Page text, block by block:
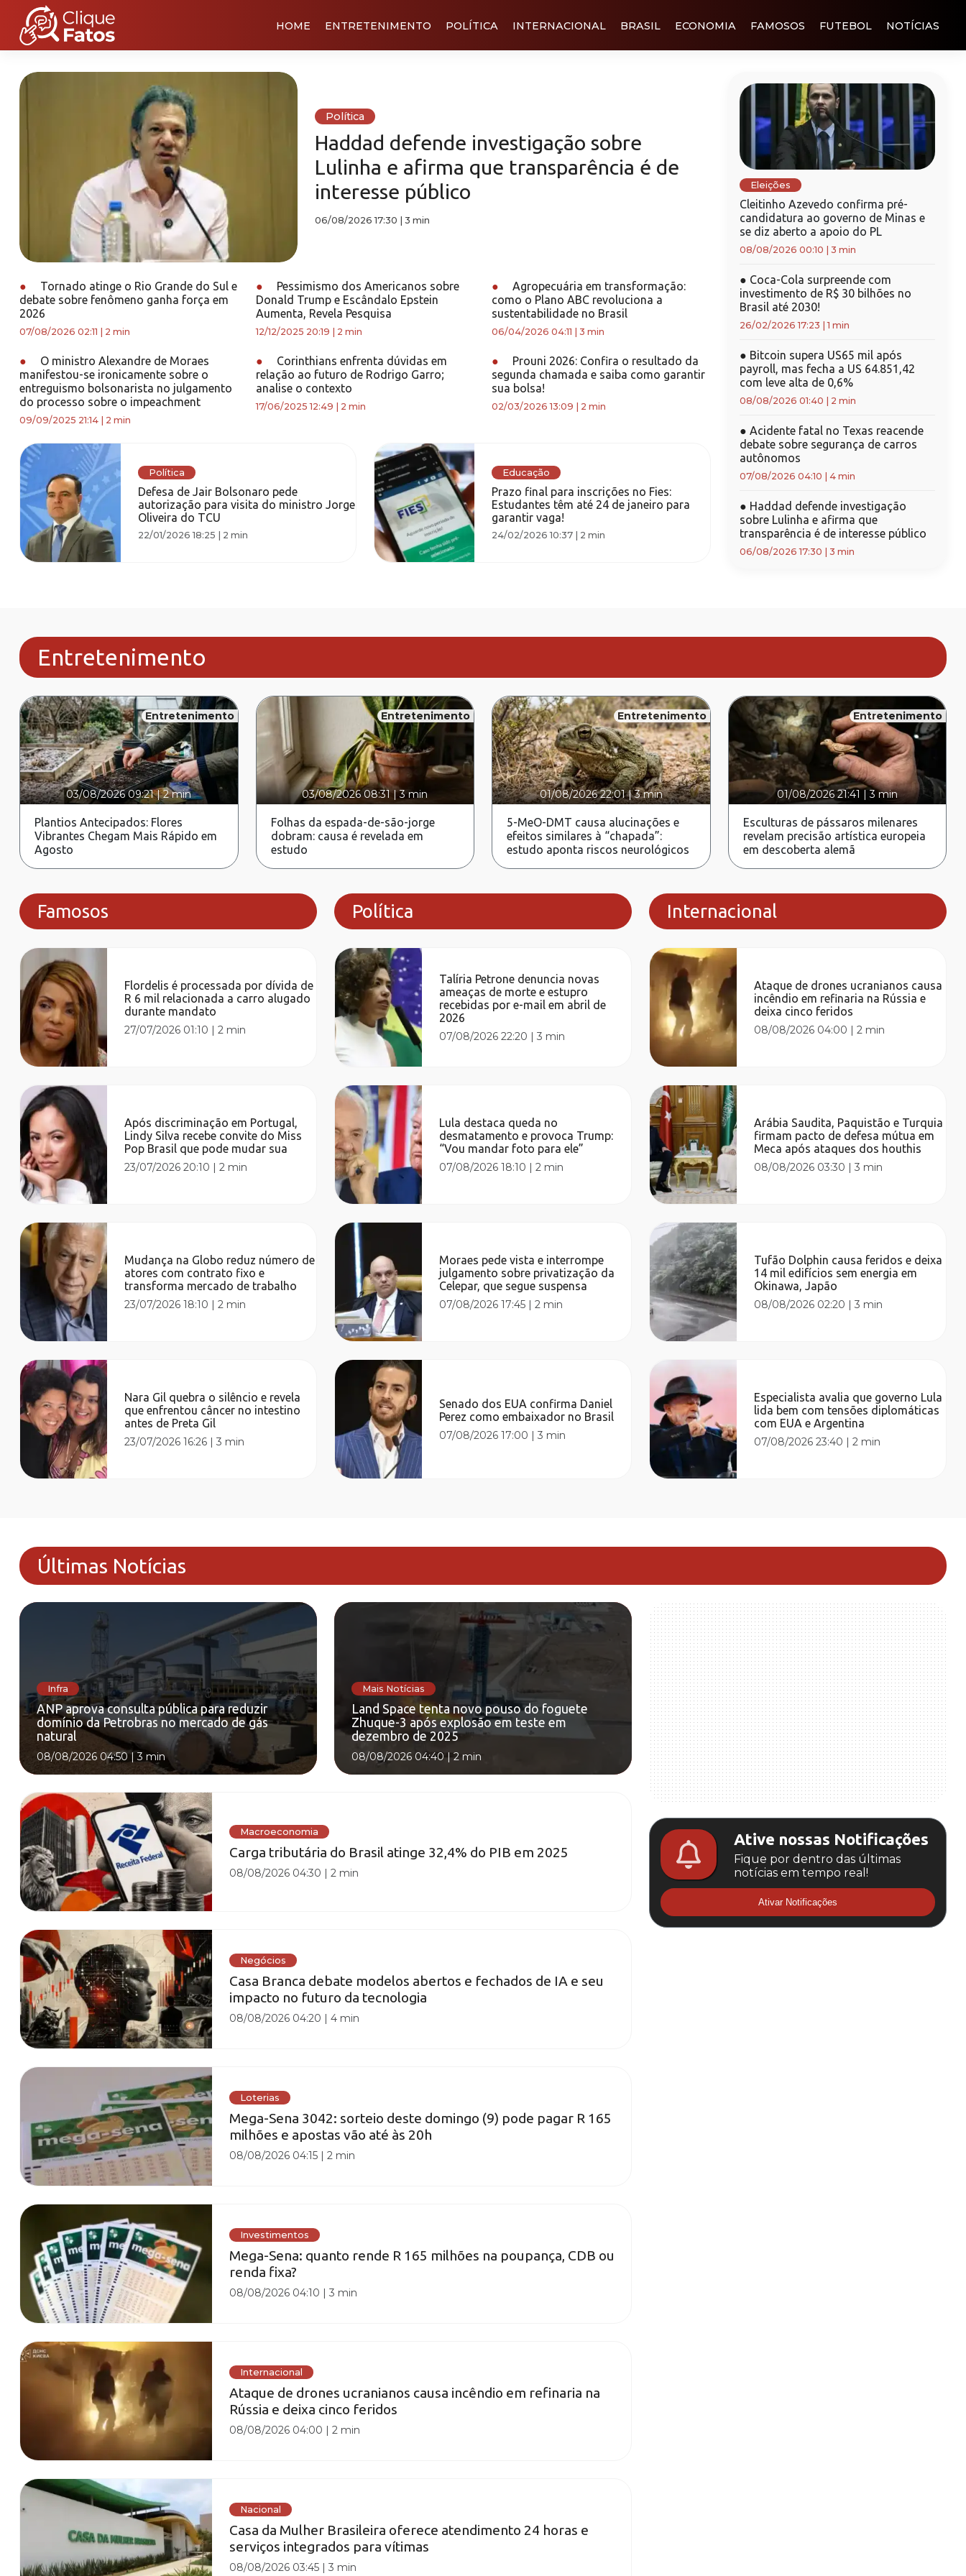
HOME ENTRETENIMENTO POLÍTICA INTERNACIONAL BRASIL ECONOMIA FAMOSOS FUTEBOL NOTÍCIAS
Política
Haddad defende investigação sobre
Lulinha e afirma que transparência é de
interesse público
06/08/2026 17:30 3 min
●
Tornado atinge o Rio Grande do Sul e
debate sobre fenômeno ganha força em
2026
07/08/2026 02:11 2 min
●
Pessimismo dos Americanos sobre
Donald Trump e Escândalo Epstein
Aumenta, Revela Pesquisa
12/12/2025 20:19 2 min
●
Agropecuária em transformação:
como o Plano ABC revoluciona a
sustentabilidade no Brasil
06/04/2026 04:11 3 min
●
O ministro Alexandre de Moraes
manifestou-se ironicamente sobre o
entreguismo bolsonarista no julgamento
do processo sobre o impeachment
09/09/2025 21:14 2 min
●
Corinthians enfrenta dúvidas em
relação ao futuro de Rodrigo Garro;
analise o contexto
17/06/2025 12:49 2 min
●
Prouni 2026: Confira o resultado da
segunda chamada e saiba como garantir
sua bolsa!
02/03/2026 13:09 2 min
Política
Defesa de Jair Bolsonaro pede
autorização para visita do ministro Jorge
Oliveira do TCU
22/01/2026 18:25 | 2 min
Educação
Prazo final para inscrições no Fies:
Estudantes têm até 24 de janeiro para
garantir vaga!
24/02/2026 10:37 | 2 min
Eleições
Cleitinho Azevedo confirma pré-
candidatura ao governo de Minas e
se diz aberto a apoio do PL
08/08/2026 00:10 3 min
● Coca-Cola surpreende com
investimento de R$ 30 bilhões no
Brasil até 2030!
26/02/2026 17:23 |1 min
● Bitcoin supera US65 mil após
payroll, mas fecha a US 64.851,42
com leve alta de 0,6%
08/08/2026 01:40 2 min
● Acidente fatal no Texas reacende
debate sobre segurança de carros
autônomos
07/08/2026 04:10 4 min
● Haddad defende investigação
sobre Lulinha e afirma que
transparência é de interesse público
06/08/2026 17:30 3 min
Entretenimento
Entretenimento
03/08/2026 09:21|2 min
Plantios Antecipados: Flores
Vibrantes Chegam Mais Rápido em
Agosto
Entretenimento
03/08/2026 08:31|3 min
Folhas da espada-de-são-jorge
dobram: causa é revelada em
estudo
Entretenimento
01/08/2026 22:01|3 min
5-MeO-DMT causa alucinações e
efeitos similares à “chapada”:
estudo aponta riscos neurológicos
Entretenimento
01/08/2026 21:41 |3 min
Esculturas de pássaros milenares
revelam precisão artística europeia
em descoberta alemã
Famosos
Flordelis é processada por dívida de
R 6 mil relacionada a carro alugado
durante mandato
27/07/2026 01:10 |2 min
Após discriminação em Portugal,
Lindy Silva recebe convite do Miss
Pop Brasil que pode mudar sua
23/07/2026 20:10 |2 min
Mudança na Globo reduz número de
atores com contrato fixo e
transforma mercado de trabalho
23/07/2026 18:10 |2 min
Nara Gil quebra o silêncio e revela
que enfrentou câncer no intestino
antes de Preta Gil
23/07/2026 16:26 |3 min
Política
Talíria Petrone denuncia novas
ameaças de morte e estupro
recebidas por e-mail em abril de
2026
07/08/2026 22:20 |3 min
Lula destaca queda no
desmatamento e provoca Trump:
“Vou mandar foto para ele”
07/08/2026 18:10 |2 min
Moraes pede vista e interrompe
julgamento sobre privatização da
Celepar, que segue suspensa
07/08/2026 17:45 |2 min
Senado dos EUA confirma Daniel
Perez como embaixador no Brasil
07/08/2026 17:00 |3 min
Internacional
Ataque de drones ucranianos causa
incêndio em refinaria na Rússia e
deixa cinco feridos
08/08/2026 04:00 |2 min
Arábia Saudita, Paquistão e Turquia
firmam pacto de defesa mútua em
Meca após ataques dos houthis
08/08/2026 03:30 |3 min
Tufão Dolphin causa feridos e deixa
14 mil edifícios sem energia em
Okinawa, Japão
08/08/2026 02:20 |3 min
Especialista avalia que governo Lula
lida bem com tensões diplomáticas
com EUA e Argentina
07/08/2026 23:40 |2 min
Últimas Notícias
Infra
ANP aprova consulta pública para reduzir
domínio da Petrobras no mercado de gás
natural
08/08/2026 04:50|3 min
Mais Notícias
Land Space tenta novo pouso do foguete
Zhuque-3 após explosão em teste em
dezembro de 2025
08/08/2026 04:40|2 min
Macroeconomia
Carga tributária do Brasil atinge 32,4% do PIB em 2025
08/08/2026 04:30 |2 min
Negócios
Casa Branca debate modelos abertos e fechados de IA e seu
impacto no futuro da tecnologia
08/08/2026 04:20 |4 min
Loterias
Mega-Sena 3042: sorteio deste domingo (9) pode pagar R 165
milhões e apostas vão até às 20h
08/08/2026 04:15 |2 min
Investimentos
Mega-Sena: quanto rende R 165 milhões na poupança, CDB ou
renda fixa?
08/08/2026 04:10 |3 min
Internacional
Ataque de drones ucranianos causa incêndio em refinaria na
Rússia e deixa cinco feridos
08/08/2026 04:00 |2 min
Nacional
Casa da Mulher Brasileira oferece atendimento 24 horas e
serviços integrados para vítimas
08/08/2026 03:45 |3 min
Ative nossas Notificações
Fique por dentro das últimas
notícias em tempo real!
Ativar Notificações